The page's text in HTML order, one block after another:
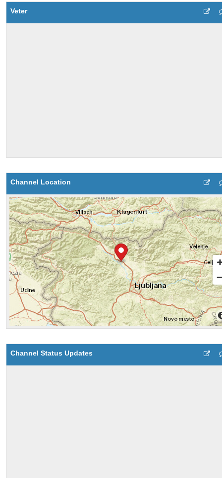
Veter
Channel Location
Channel Status Updates